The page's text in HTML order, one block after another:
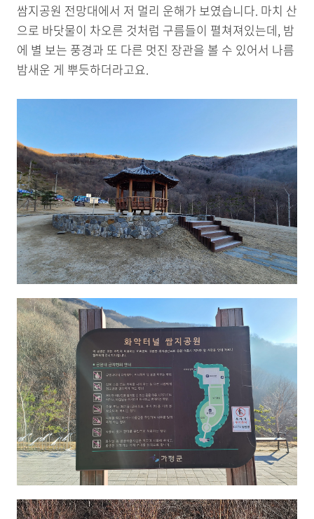
쌈지공원 전망대에서 저 멀리 운해가 보였습니다. 마치 산
으로 바닷물이 차오른 것처럼 구름들이 펼쳐져있는데, 밤
에 별 보는 풍경과 또 다른 멋진 장관을 볼 수 있어서 나름
밤새운 게 뿌듯하더라고요.